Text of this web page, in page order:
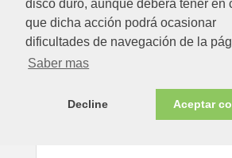
disco duro, aunque deberá tener en
que dicha acción podrá ocasionar
dificultades de navegación de la
Saber mas
Decline Aceptar
ESTUFA EXTERIOR ACERO CON
Ver detalle
Disponible en tienda ahora